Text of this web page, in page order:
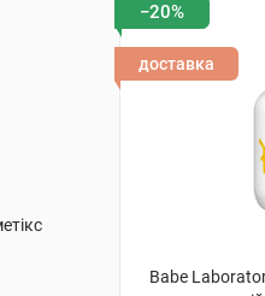
−20%
доставка
Babe